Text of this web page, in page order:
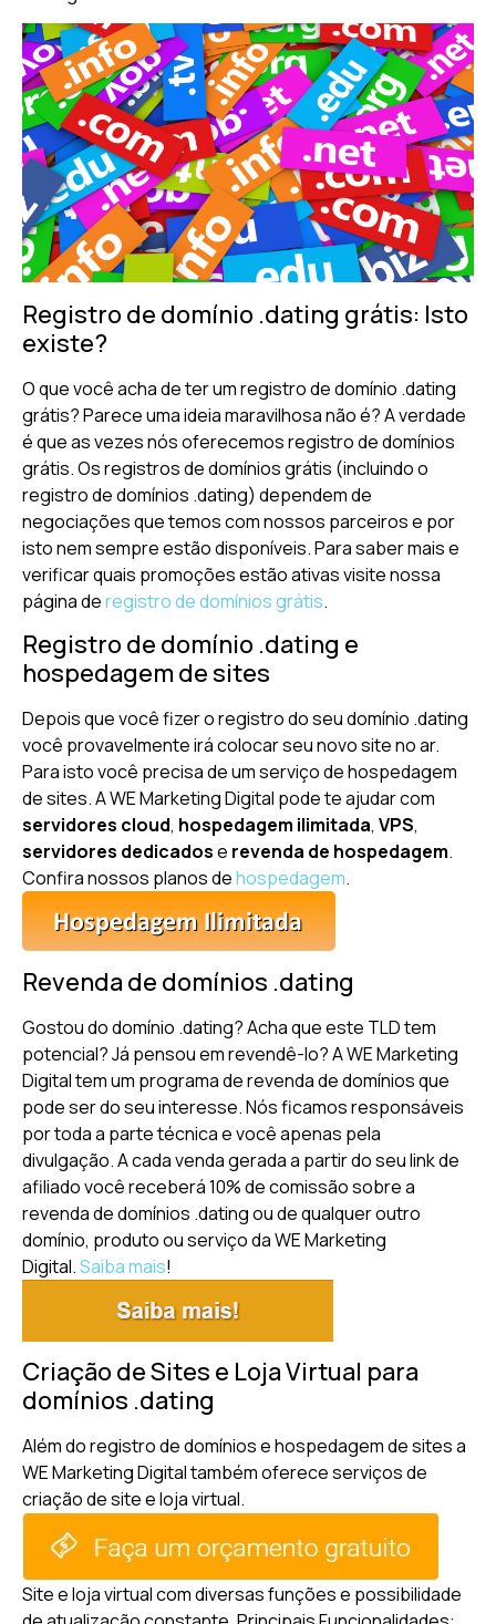
Registro de domínio .dating grátis: Isto
existe?
O que você acha de ter um registro de domínio .dating
grátis? Parece uma ideia maravilhosa não é? A verdade
é que as vezes nós oferecemos registro de domínios
grátis. Os registros de domínios grátis (incluindo o
registro de domínios .dating) dependem de
negociações que temos com nossos parceiros e por
isto nem sempre estão disponíveis. Para saber mais e
verificar quais promoções estão ativas visite nossa
página deregistro de domínios grátis.
Registro de domínio .dating e
hospedagem de sites
Depois que você fizer o registro do seu domínio .dating
você provavelmente irá colocar seu novo site no ar.
Para isto você precisa de um serviço de hospedagem
de sites. A WE Marketing Digital pode te ajudar com
servidores cloud, hospedagem ilimitada, VPS,
servidores dedicadose revenda de hospedagem.
Confira nossos planos dehospedagem.
Revenda de domínios .dating
Gostou do domínio .dating? Acha que este TLD tem
potencial? Já pensou em revendê-lo? A WE Marketing
Digital tem um programa de revenda de domínios que
pode ser do seu interesse. Nós ficamos responsáveis
por toda a parte técnica e você apenas pela
divulgação. A cada venda gerada a partir do seu link de
afiliado você receberá 10% de comissão sobre a
revenda de domínios .dating ou de qualquer outro
domínio, produto ou serviço da WE Marketing
Digital.Saiba mais!
Criação de Sites e Loja Virtual para
domínios .dating
Além do registro de domínios e hospedagem de sites a
WE Marketing Digital também oferece serviços de
criação de site e loja virtual.
Site e loja virtual com diversas funções e possibilidade